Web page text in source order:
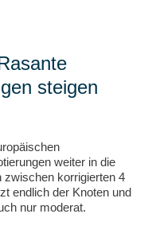
steigen
weiter in die
zwischen korrigierten 4
endlich der Knoten und
nur moderat.